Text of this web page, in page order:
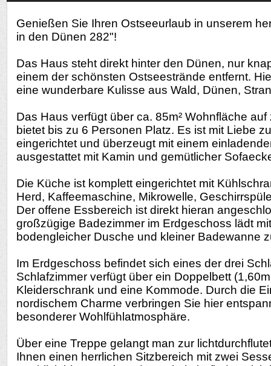
Genießen Sie Ihren Ostseeurlaub in unserem
in den Dünen 282"!
Das Haus steht direkt hinter den Dünen, nur
einem der schönsten Ostseestrände entfernt.
eine wunderbare Kulisse aus Wald, Dünen,
Das Haus verfügt über ca. 85m² Wohnfläche
bietet bis zu 6 Personen Platz. Es ist mit Liebe
eingerichtet und überzeugt mit einem
ausgestattet mit Kamin und gemütlicher
Die Küche ist komplett eingerichtet mit
Herd, Kaffeemaschine, Mikrowelle,
Der offene Essbereich ist direkt hieran
großzügige Badezimmer im Erdgeschoss lädt
bodengleicher Dusche und kleiner Badewanne
Im Erdgeschoss befindet sich eines der drei
Schlafzimmer verfügt über ein Doppelbett
Kleiderschrank und eine Kommode. Durch die
nordischem Charme verbringen Sie hier
besonderer Wohlfühlatmosphäre.
Über eine Treppe gelangt man zur
Ihnen einen herrlichen Sitzbereich mit zwei